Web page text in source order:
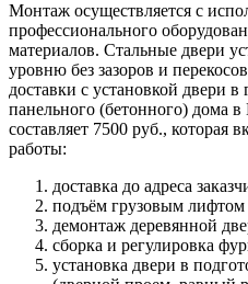
Монтаж осуществляется с
профессионального
материалов. Стальные двери
уровню без зазоров и
доставки с установкой двери
панельного (бетонного)
составляет 7500 руб., которая
работы:
доставка до адреса
подъём грузовым лифтом
демонтаж деревянной
сборка и регулировка
установка двери в